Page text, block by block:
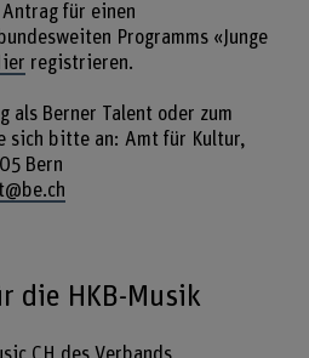
für einen
Programms «Junge
registrieren.
als Berner Talent oder zum
sich bitte an: Amt für Kultur,
Bern
die HKB-Musik
CH des Verbands